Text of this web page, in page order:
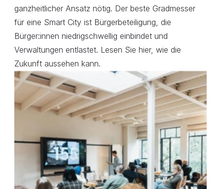
ganzheitlicher Ansatz nötig. Der beste Gradmesser
für eine Smart City ist Bürgerbeteiligung, die
Bürger:innen niedrigschwellig einbindet und
Verwaltungen entlastet. Lesen Sie hier, wie die
Zukunft aussehen kann.